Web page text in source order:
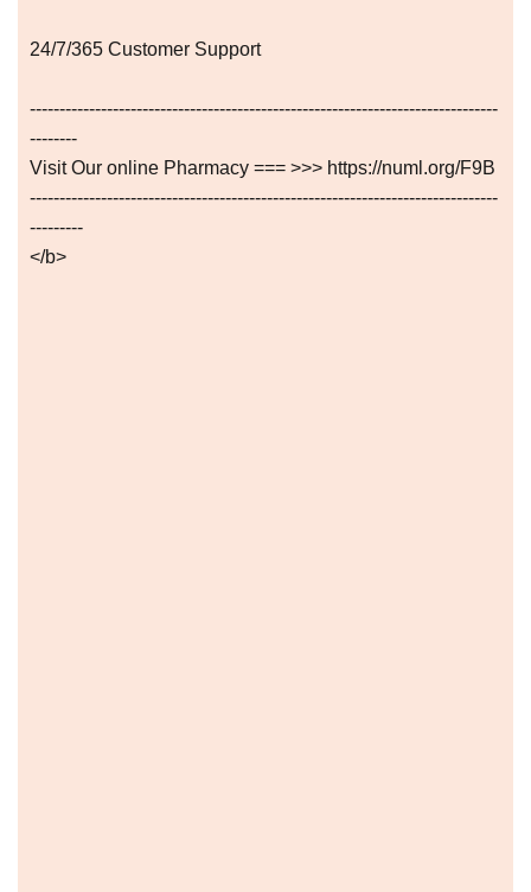
24/7/365 Customer Support
-------------------------------------------------------------------------------
--------
Visit Our online Pharmacy === >>> https://numl.org/F9B
-------------------------------------------------------------------------------
---------
</b>